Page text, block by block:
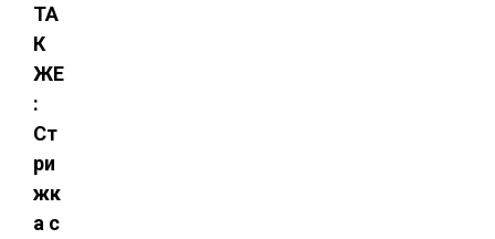
ТА
К
ЖЕ
:
Ст
ри
жк
а с